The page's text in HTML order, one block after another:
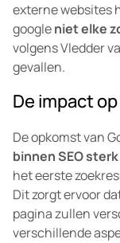
externe websites
googleniet elke
volgens Vledder
gevallen.
De impact op
De opkomst van
binnen SEO
het eerste
Dit zorgt ervoor
pagina zullen
verschillende